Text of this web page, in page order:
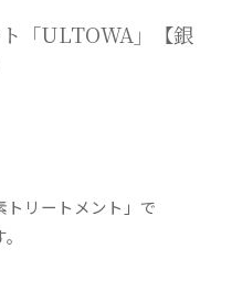
「ULTOWA」【銀
リートメント」で